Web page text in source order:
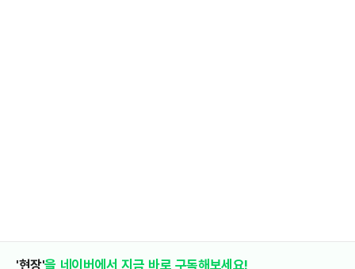
'현장'을 네이버에서 지금 바로 구독해보세요!